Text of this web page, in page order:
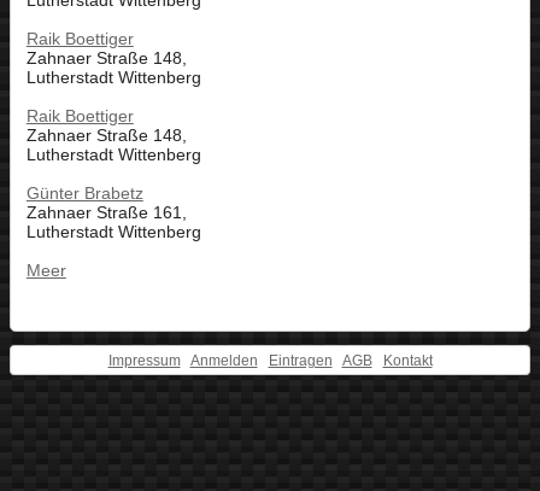
Raik Boettiger
Zahnaer Straße 148,
Lutherstadt Wittenberg
Raik Boettiger
Zahnaer Straße 148,
Lutherstadt Wittenberg
Günter Brabetz
Zahnaer Straße 161,
Lutherstadt Wittenberg
Meer
Impressum Anmelden Eintragen AGB Kontakt